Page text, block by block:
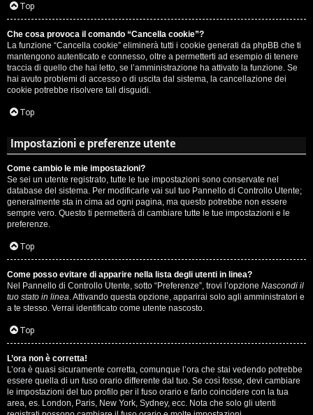
i
v
i
e
r
c
a
F
A
Q
Top
Che cosa provoca il comando “Cancella cookie”?
La funzione “Cancella cookie” eliminerà tutti i cookie generati da phpBB che ti
mantengono autenticato e connesso, oltre a permetterti ad esempio di tenere
traccia di quello che hai letto, se l’amministrazione ha attivato la funzione. Se
hai avuto problemi di accesso o di uscita dal sistema, la cancellazione dei
cookie potrebbe risolvere tali disguidi.
Top
Impostazioni e preferenze utente
Come cambio le mie impostazioni?
Se sei un utente registrato, tutte le tue impostazioni sono conservate nel
database del sistema. Per modificarle vai sul tuo Pannello di Controllo Utente;
generalmente sta in cima ad ogni pagina, ma questo potrebbe non essere
sempre vero. Questo ti permetterà di cambiare tutte le tue impostazioni e le
preferenze.
Top
Come posso evitare di apparire nella lista degli utenti in linea?
Nel Pannello di Controllo Utente, sotto “Preferenze”, trovi l’opzione Nascondi il
tuo stato in linea. Attivando questa opzione, apparirai solo agli amministratori e
a te stesso. Verrai identificato come utente nascosto.
Top
L’ora non è corretta!
L’ora è quasi sicuramente corretta, comunque l’ora che stai vedendo potrebbe
essere quella di un fuso orario differente dal tuo. Se così fosse, devi cambiare
le impostazioni del tuo profilo per il fuso orario e farlo coincidere con la tua
area, es. London, Paris, New York, Sydney, ecc. Nota che solo gli utenti
c
a
:
C
D
V
i
n
i
l
i
/
D
i
g
i